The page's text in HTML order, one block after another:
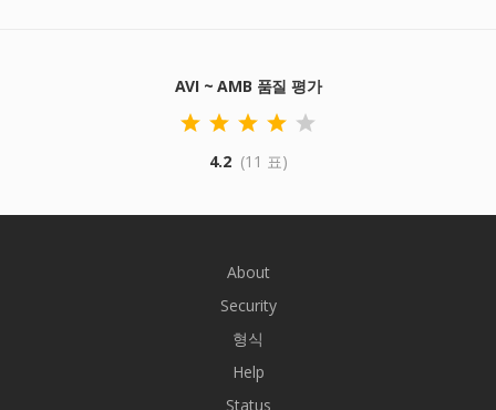
AVI ~ AMB 품질 평가
4.2 (11 표)
About
Security
형식
Help
Status